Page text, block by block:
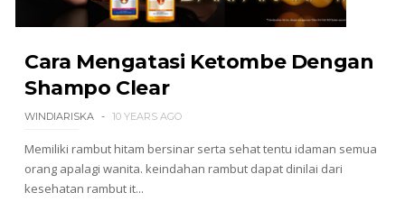
Cara Mengatasi Ketombe Dengan
Shampo Clear
WINDIARISKA 10 YEARS AGO
Memiliki rambut hitam bersinar serta sehat tentu idaman semua
orang apalagi wanita. keindahan rambut dapat dinilai dari
kesehatan rambut it...